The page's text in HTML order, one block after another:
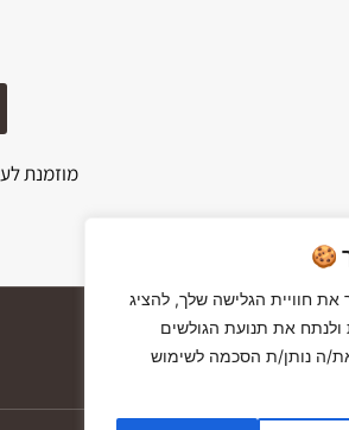
🍪
חוויית הגלישה שלך, להציג
ולנתח את תנועת הגולשים
ה נותן/ת הסכמה לשימוש
מוזמנת